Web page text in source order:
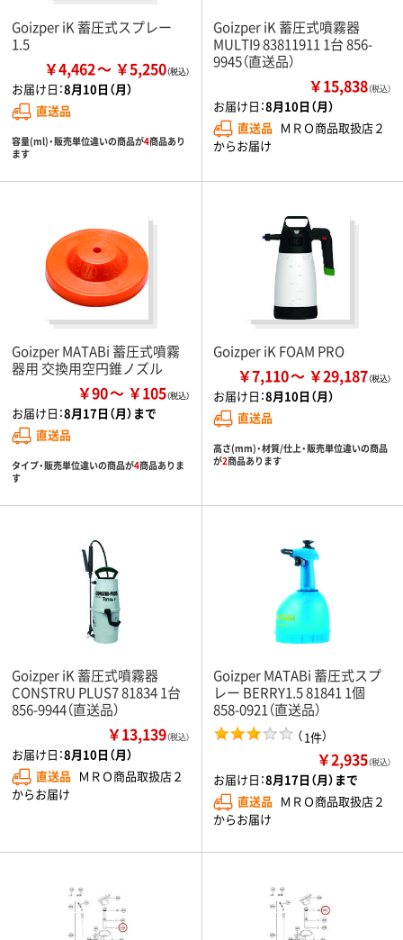
Goizper iK 蓄圧式スプレー
1.5
￥4,462 ￥5,250
お届け日：8月10日（月）
直送品
容量(ml)・販売単位違いの商品が4商品あり
ます
Goizper iK 蓄圧式噴霧器
MULTI9 83811911 1台 856-
9945（直送品）
￥15,838（税込）
お届け日：8月10日（月）
直送品 ＭＲＯ商品取扱店２
からお届け
Goizper MATABi 蓄圧式噴霧
器用 交換用空円錐ノズル
￥90 ￥105
お届け日：8月17日（月）まで
直送品
タイプ・販売単位違いの商品が4商品ありま
す
Goizper iK FOAM PRO
￥7,110 ￥29,187
お届け日：8月10日（月）
直送品
高さ(mm)・材質/仕上・販売単位違いの商品
が2商品あります
Goizper iK 蓄圧式噴霧器
CONSTRU PLUS7 81834 1台
856-9944（直送品）
￥13,139（税込）
お届け日：8月10日（月）
直送品 ＭＲＯ商品取扱店２
からお届け
Goizper MATABi 蓄圧式スプ
レー BERRY1.5 81841 1個
858-0921（直送品）
（1件）
￥2,935（税込）
お届け日：8月17日（月）まで
直送品 ＭＲＯ商品取扱店２
からお届け